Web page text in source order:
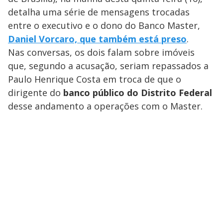
detalha uma série de mensagens trocadas
entre o executivo e o dono do Banco Master,
Daniel Vorcaro, que também está preso.
Nas conversas, os dois falam sobre imóveis
que, segundo a acusação, seriam repassados a
Paulo Henrique Costa em troca de que o
dirigente do banco público do Distrito Federal
desse andamento a operações com o Master.